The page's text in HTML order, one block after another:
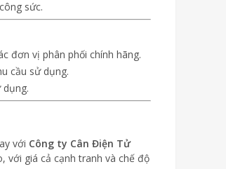
sức.
đơn vị phân phối chính hãng.
cầu sử dụng.
với Công ty Cân Điện Tử
với giá cả cạnh tranh và chế độ